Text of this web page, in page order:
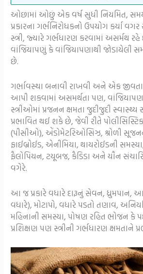
ઓછામાં ઓછું એક વર્ષ સુધી નિયમિત,
પ્રકારના ગર્ભનિરોધકનો ઉપયોગ કર્યા
સ્ત્રી, જ્યારે ગર્ભધારણ કરવામાં અસર્મથ
વાંજિયાપણું કે વાંજિયાપણાથી જોડાયેલી
છે.
ગર્ભાવસ્થા બનાવી રાખવી અને એક
આપી શકવામાં અસમર્થતા પણ,
સ્ત્રીઓમાં પ્રજનન ક્ષમતા જુદીજુદી
પ્રભાવિત થઈ શકે છે, જેવી રીતે
(પીસીઓ), એંડોમેટરિઓસિઝ, શ્રોળી
ફાઈબ્રોઈડ, એનીમિયા, થાયરોઈડની
ફૈલોપિયન, ટયૂબજ, કૈડિડા અને યૌન
વગેરે.
આ જ પ્રકારે વધારે દારૂનું સેવન, ધ્રુમપાન,
વધારે), મોટાપો, વધારે પડતો તણાવ,
મહિનાની સમસ્યા, પોષણ રહિત ભોજન કે
પ્રશિક્ષણ પણ સ્ત્રીની ગર્ભધારણ ક્ષમતાને